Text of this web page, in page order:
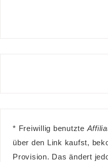
* Freiwillig benutzte
über den Link kaufst,
Provision. Das ändert